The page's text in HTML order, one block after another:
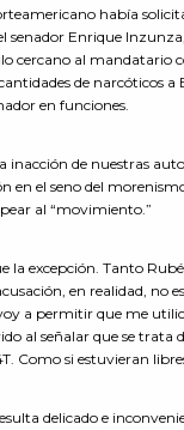
había
senador Enrique
cercano al mandatario
de narcóticos
en funciones.
de nuestras
en el seno del
al “movimiento.”
la excepción. Tanto
en realidad, no
a permitir que me
al señalar que se trata
Como si estuvieran
delicado e